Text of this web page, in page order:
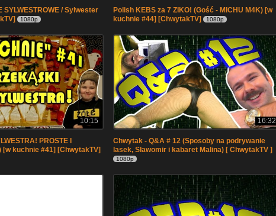
SYLWESTROWE / Sylwester
1080p
Polish KEBS za 7 ZIKO! (Gość - MICHU M4K) [w
kuchnie #44] [ChwytakTV]
1080p
10:15
PROSTE I
[w kuchnie #41] [ChwytakTV]
16:32
Chwytak - Q&A # 12 (Sposoby na podrywanie
lasek, Sławomir i kabaret Malina) [ ChwytakTV ]
1080p